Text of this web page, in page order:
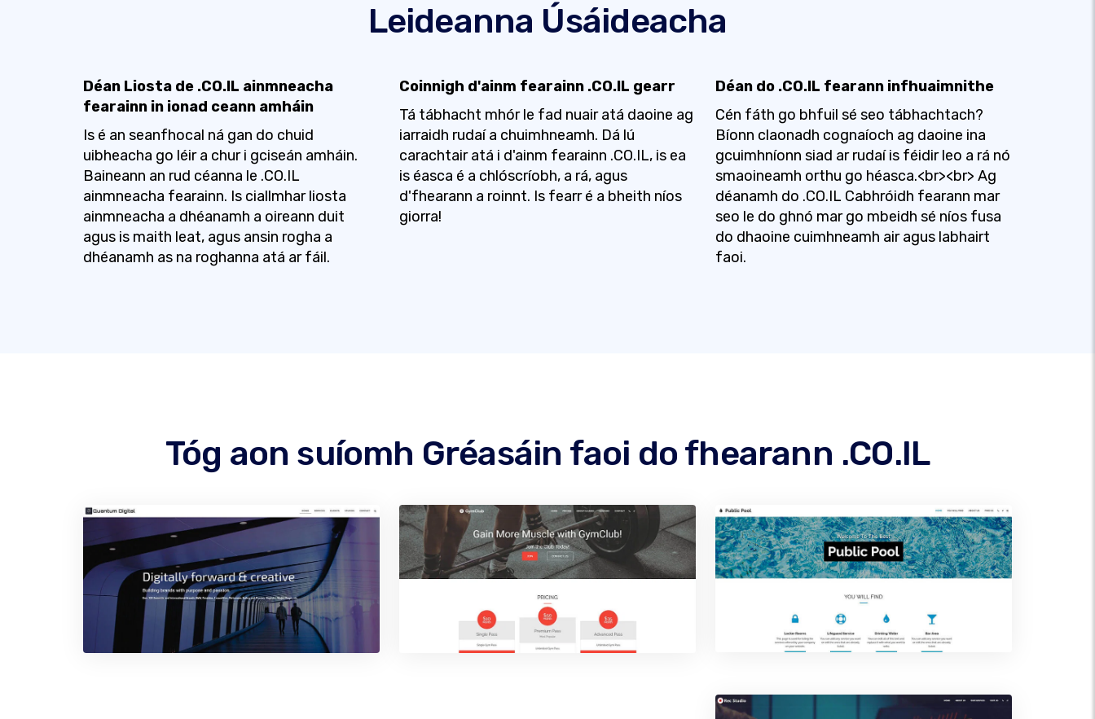
Leideanna Úsáideacha
Déan Liosta de .CO.IL ainmneacha
fearainn in ionad ceann amháin
Is é an seanfhocal ná gan do chuid
uibheacha go léir a chur i gciseán amháin.
Baineann an rud céanna le .CO.IL
ainmneacha fearainn. Is ciallmhar liosta
ainmneacha a dhéanamh a oireann duit
agus is maith leat, agus ansin rogha a
dhéanamh as na roghanna atá ar fáil.
Coinnigh d'ainm fearainn .CO.IL gearr
Tá tábhacht mhór le fad nuair atá daoine ag
iarraidh rudaí a chuimhneamh. Dá lú
carachtair atá i d'ainm fearainn .CO.IL, is ea
is éasca é a chlóscríobh, a rá, agus
d'fhearann a roinnt. Is fearr é a bheith níos
giorra!
Déan do .CO.IL fearann ​​infhuaimnithe
Cén fáth go bhfuil sé seo tábhachtach?
Bíonn claonadh cognaíoch ag daoine ina
gcuimhníonn siad ar rudaí is féidir leo a rá nó
smaoineamh orthu go héasca.<br><br> Ag
déanamh do .CO.IL Cabhróidh fearann ​​mar
seo le do ghnó mar go mbeidh sé níos fusa
do dhaoine cuimhneamh air agus labhairt
faoi.
Tóg aon suíomh Gréasáin faoi do fhearann .CO.IL